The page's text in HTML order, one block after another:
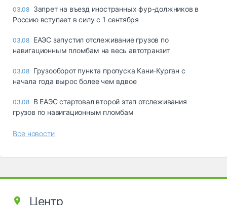
03.08 Запрет на въезд иностранных фур-должников в
Россию вступает в силу с 1 сентября
03.08 ЕАЭС запустил отслеживание грузов по
навигационным пломбам на весь автотранзит
03.08 Грузооборот пункта пропуска Кани-Курган с
начала года вырос более чем вдвое
03.08 В ЕАЭС стартовал второй этап отслеживания
грузов по навигационным пломбам
Все новости
Центр